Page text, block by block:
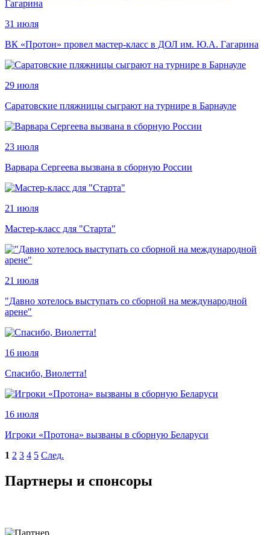
31 июля
ВК «Протон» провел мастер-класс в ДОЛ им. Ю.А. Гагарина
29 июля
Саратовские пляжницы сыграют на турнире в Барнауле
23 июля
Варвара Сергеева вызвана в сборную России
21 июля
Мастер-класс для "Старта"
21 июля
"Давно хотелось выступать со сборной на международной
арене"
16 июля
Спасибо, Виолетта!
16 июля
Игроки «Протона» вызваны в сборную Беларуси
1 2 3 4 5 След.
Партнеры и спонсоры